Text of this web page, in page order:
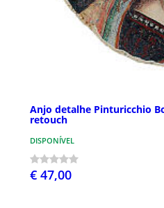
Anjo detalhe Pinturicchio
retouch
DISPONÍVEL
€ 47,00